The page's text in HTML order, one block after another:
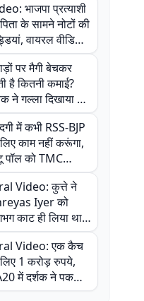
भाजपा प्रत्याशी
के सामने नोटों की
वायरल वीडियो
में उबाल,
महतो बोले- TMC
चाल
पर मैगी बेचकर
है कितनी कमाई?
ने गल्ला दिखाया तो
वालों के खड़े हो गए
में कभी RSS-BJP
काम नहीं करूंगा,
पॉल को TMC
में ले जाकर पीटा,
वायरल
Video: कुत्ते ने
Iyer को
काट ही लिया था,
सीरीज से पहले
बाल बचे
Video: एक कैच
1 करोड़ रुपये,
में दर्शक ने पकड़ा
हाथ से गजब का कैच